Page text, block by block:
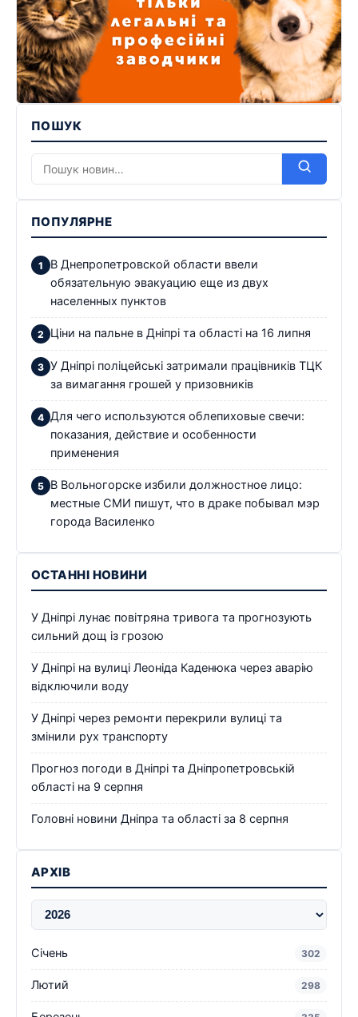
ПОШУК
ПОПУЛЯРНЕ
В Днепропетровской области ввели
обязательную эвакуацию еще из двух
населенных пунктов
Ціни на пальне в Дніпрі та області на 16 липня
У Дніпрі поліцейські затримали працівників ТЦК
за вимагання грошей у призовників
Для чего используются облепиховые свечи:
показания, действие и особенности
применения
В Вольногорске избили должностное лицо:
местные СМИ пишут, что в драке побывал мэр
города Василенко
ОСТАННІ НОВИНИ
У Дніпрі лунає повітряна тривога та прогнозують
сильний дощ із грозою
У Дніпрі на вулиці Леоніда Каденюка через аварію
відключили воду
У Дніпрі через ремонти перекрили вулиці та
змінили рух транспорту
Прогноз погоди в Дніпрі та Дніпропетровській
області на 9 серпня
Головні новини Дніпра та області за 8 серпня
АРХІВ
Січень 302
Лютий 298